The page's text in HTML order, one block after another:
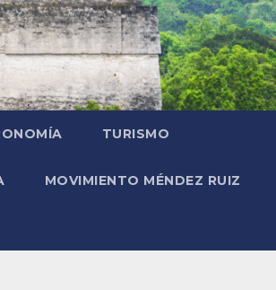
TURISMO
MOVIMIENTO MÉNDEZ RUIZ